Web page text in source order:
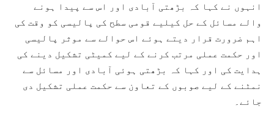
انہوں نے کہا کہ بڑھتی آبادی اور اس سے پیدا ہونے
والے مسائل کے حل کیلیے قومی سطح کی پالیسی کو وقت کی
اہم ضرورت قرار دیتے ہوئے اس حوالے سے موثر پالیسی
اور حکمت عملی مرتب کرنے کے لیے کمیٹی تشکیل دینے کی
ہدایت کی اور کہا کہ بڑھتی ہوئی آبادی اور مسائل سے
نمٹنے کے لیے صوبوں کے تعاون سے حکمت عملی تشکیل دی
جائے۔